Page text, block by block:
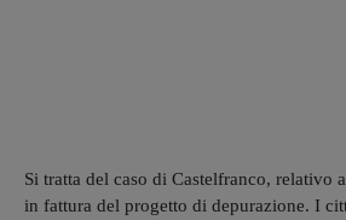
Si tratta del caso di Castelfranco, relativo
in fattura del progetto di depurazione. I